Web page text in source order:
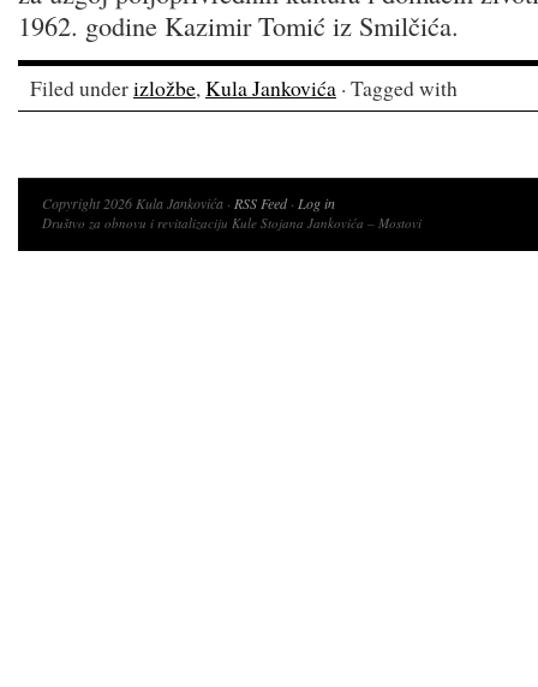
1962. godine Kazimir Tomić iz Smilčića.
Filed underizložbe,Kula Jankovića · Tagged with
Copyright 2026 Kula Jankovića · RSS Feed· Log in
Društvo za obnovu i revitalizaciju Kule Stojana Jankovića – Mostovi